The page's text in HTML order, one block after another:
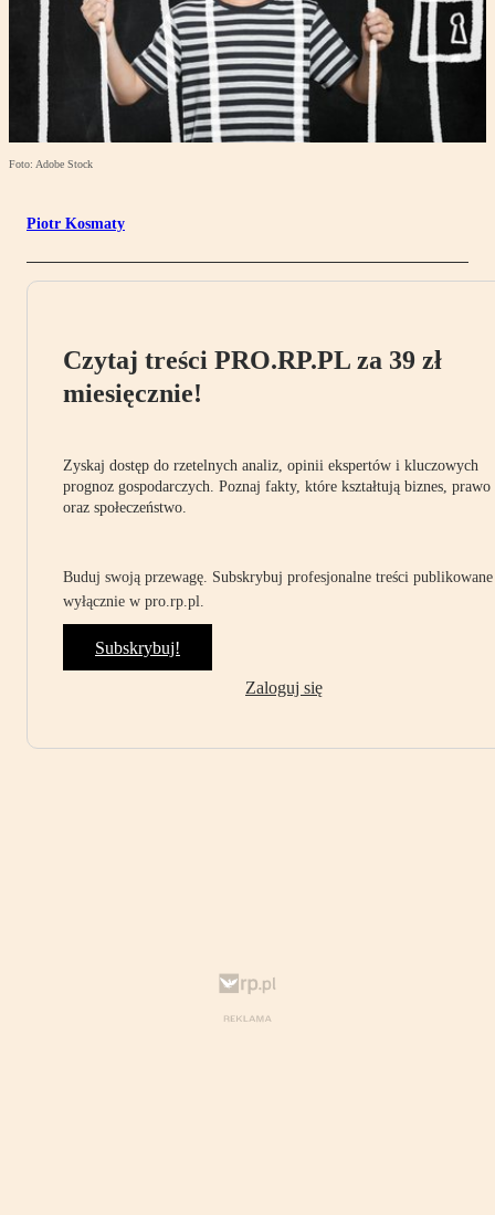
Foto: Adobe Stock
Piotr Kosmaty
Czytaj treści PRO.RP.PL za 39 zł
miesięcznie!
Zyskaj dostęp do rzetelnych analiz, opinii ekspertów i kluczowych
prognoz gospodarczych. Poznaj fakty, które kształtują biznes, prawo
oraz społeczeństwo.
Buduj swoją przewagę. Subskrybuj profesjonalne treści publikowane
wyłącznie w pro.rp.pl.
Subskrybuj!
Zaloguj się